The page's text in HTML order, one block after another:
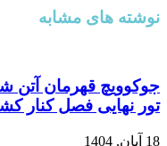
نوشته های مشابه
تور نهایی فصل کنار
18 آبان, 1404